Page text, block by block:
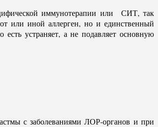
иммунотерапии или СИТ, так
или иной аллерген, но и единственный
устраняет, а не подавляет основную
с заболеваниями ЛОР-органов и при